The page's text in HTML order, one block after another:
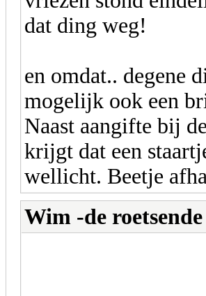
dat ding weg!
en omdat.. degene
mogelijk ook een
Naast aangifte bij
krijgt dat een
wellicht. Beetje
Wim -de roetsende